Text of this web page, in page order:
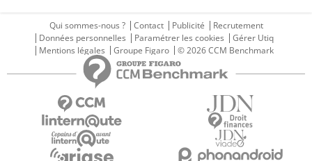
Qui sommes-nous ? Contact Publicité
Recrutement
Données personnelles
Paramétrer les cookies
Gérer Utiq
Mentions légales
Groupe Figaro © 2026 CCM Benchmark